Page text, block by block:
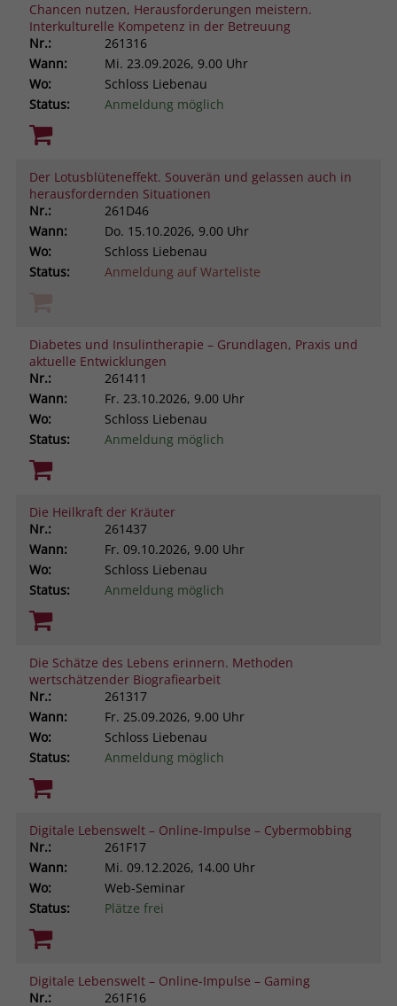
Chancen nutzen, Herausforderungen meistern.
Interkulturelle Kompetenz in der Betreuung
Nr.:
261316
Wann:
Mi. 23.09.2026, 9.00 Uhr
Wo:
Schloss Liebenau
Status:
Anmeldung möglich
Der Lotusblüteneffekt. Souverän und gelassen auch in
herausfordernden Situationen
Nr.:
261D46
Wann:
Do. 15.10.2026, 9.00 Uhr
Wo:
Schloss Liebenau
Status:
Anmeldung auf Warteliste
Diabetes und Insulintherapie – Grundlagen, Praxis und
aktuelle Entwicklungen
Nr.:
261411
Wann:
Fr. 23.10.2026, 9.00 Uhr
Wo:
Schloss Liebenau
Status:
Anmeldung möglich
Die Heilkraft der Kräuter
Nr.:
261437
Wann:
Fr. 09.10.2026, 9.00 Uhr
Wo:
Schloss Liebenau
Status:
Anmeldung möglich
Die Schätze des Lebens erinnern. Methoden
wertschätzender Biografiearbeit
Nr.:
261317
Wann:
Fr. 25.09.2026, 9.00 Uhr
Wo:
Schloss Liebenau
Status:
Anmeldung möglich
Digitale Lebenswelt – Online-Impulse – Cybermobbing
Nr.:
261F17
Wann:
Mi. 09.12.2026, 14.00 Uhr
Wo:
Web-Seminar
Status:
Plätze frei
Digitale Lebenswelt – Online-Impulse – Gaming
Nr.:
261F16